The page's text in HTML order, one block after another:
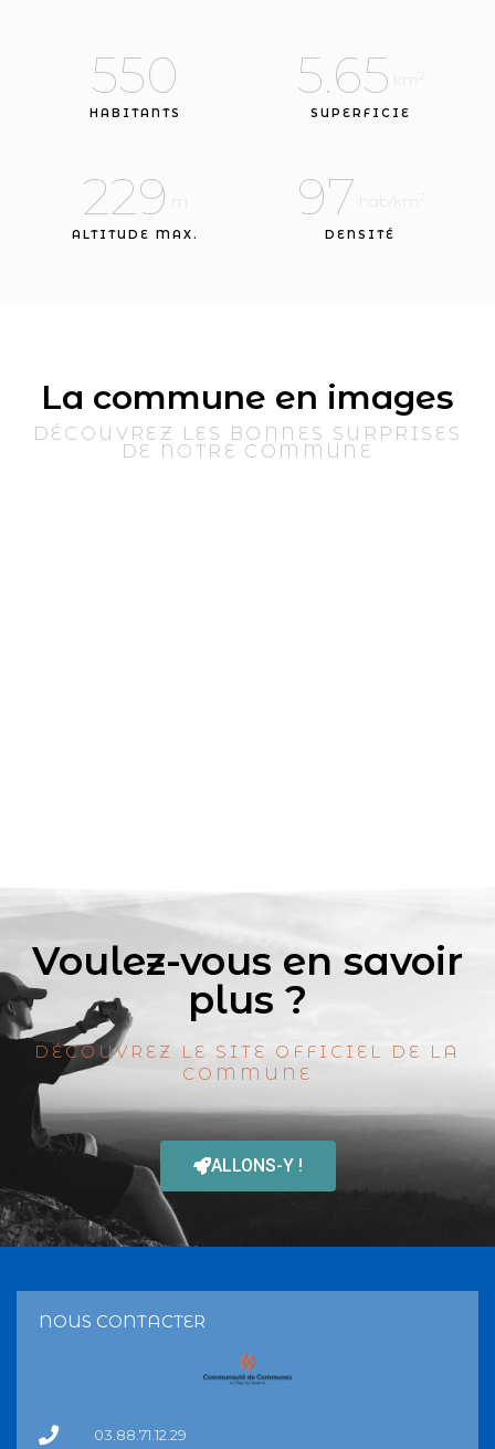
HABITANTS
550
SUPERFICIE
5.65 km
ALTITUDE MAX.
229 m
DENSITÉ
97 hab/km
La commune en images
DÉCOUVREZ LES BONNES SURPRISES
DE NOTRE COMMUNE
Voulez-vous en savoir
plus ?
DÉCOUVREZ LE SITE OFFICIEL DE LA
COMMUNE
ALLONS-Y !
NOUS CONTACTER
03.88.71.12.29